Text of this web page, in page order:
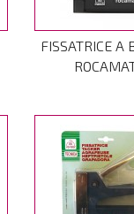
FISSATRICE A